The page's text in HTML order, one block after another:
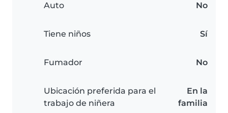
Auto No
Tiene niños Sí
Fumador No
Ubicación preferida para el
trabajo de niñera
En la
familia